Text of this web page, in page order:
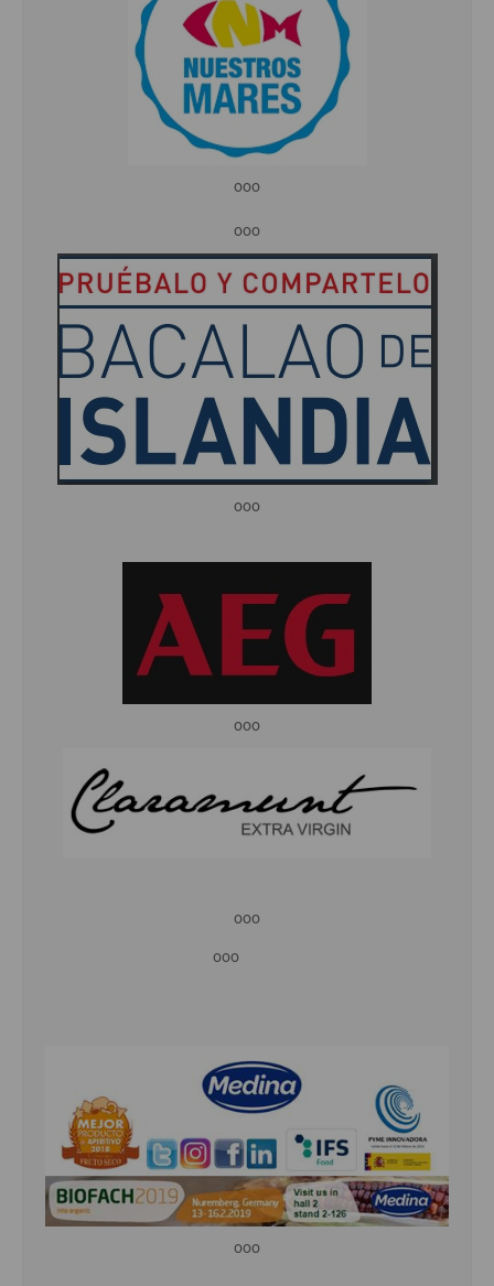
ooo
ooo
ooo
ooo
ooo
ooo
ooo